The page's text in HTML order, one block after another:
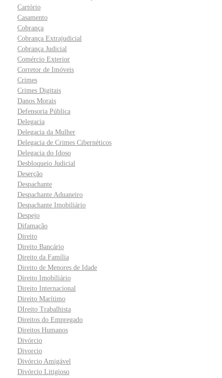
Cartório
Casamento
Cobrança
Cobrança Extrajudicial
Cobrança Judicial
Comércio Exterior
Corretor de Imóveis
Crimes
Crimes Digitais
Danos Morais
Defensoria Pública
Delegacia
Delegacia da Mulher
Delegacia de Crimes Cibernéticos
Delegacia do Idoso
Desbloqueio Judicial
Deserção
Despachante
Despachante Aduaneiro
Despachante Imobiliário
Despejo
Difamação
Direito
Direito Bancário
Direito da Família
Direito de Menores de Idade
Direito Imobiliário
Direito Internacional
Direito Marítimo
DIreito Trabalhista
Direitos do Empregado
Direitos Humanos
Divórcio
Divorcio
Divórcio Amigável
Divórcio Litigioso